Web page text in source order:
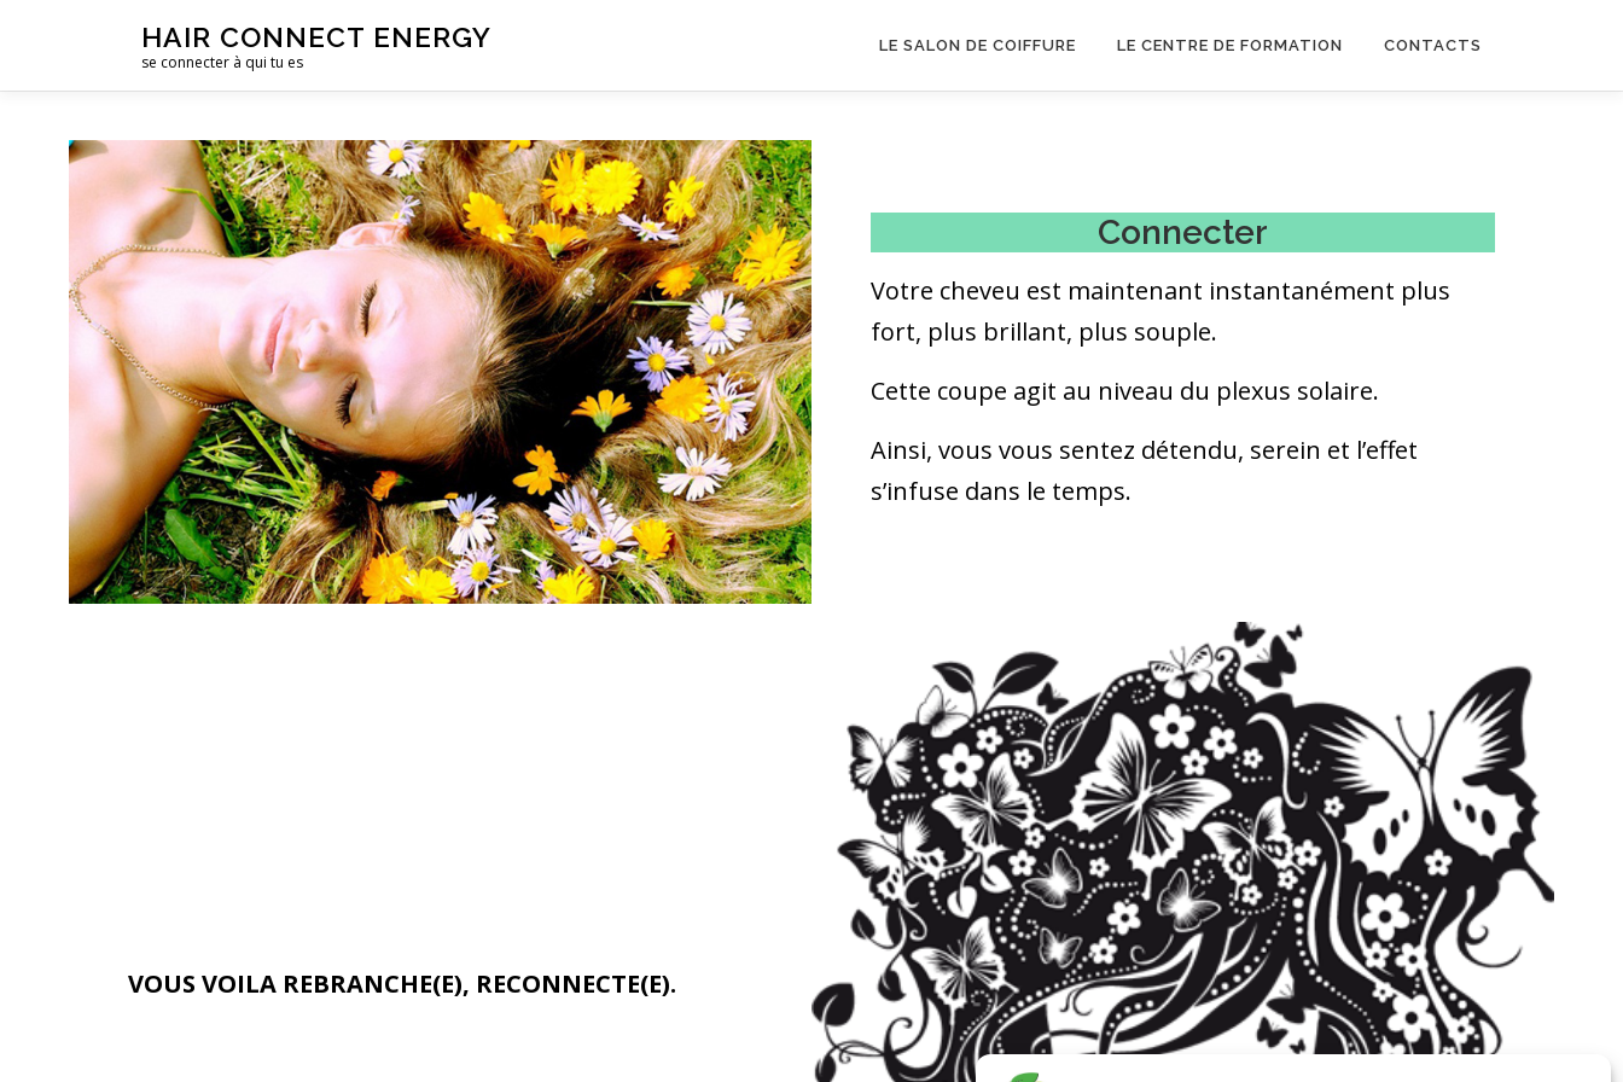
HAIR CONNECT ENERGY
se connecter à qui tu es
LE SALON DE COIFFURE LE CENTRE DE FORMATION CONTACTS
Connecter
Votre cheveu est maintenant instantanément plus
fort, plus brillant, plus souple.
Cette coupe agit au niveau du plexus solaire.
Ainsi, vous vous sentez détendu, serein et l’effet
s’infuse dans le temps.
VOUS VOILA REBRANCHE(E), RECONNECTE(E).